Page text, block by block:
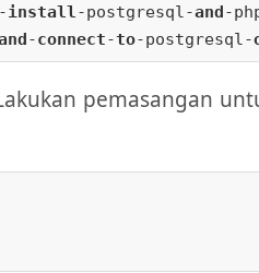
install-postgresql-and-
-connect-to-postgresql-
pemasangan